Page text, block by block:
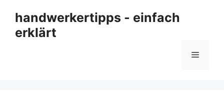
Inhalt
springen
handwerkertipps - einfach
erklärt
Menü